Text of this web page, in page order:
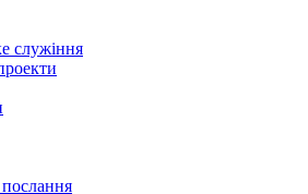
служіння